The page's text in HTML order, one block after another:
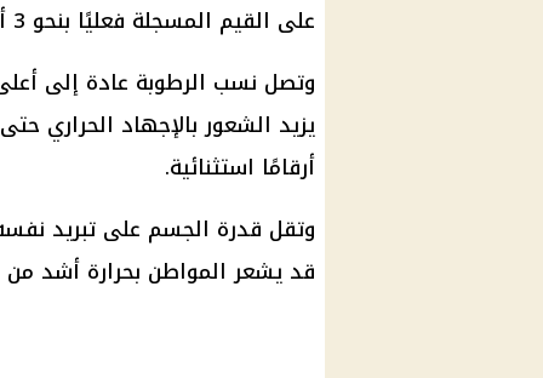
على القيم المسجلة فعليًا بنحو 3 أو 4 درجات مئوية في بعض الفترات.
وتصل نسب الرطوبة عادة إلى
يزيد الشعور بالإجهاد الحراري
أرقامًا استثنائية.
وتقل قدرة الجسم على تبريد
قد يشعر المواطن بحرارة أشد من